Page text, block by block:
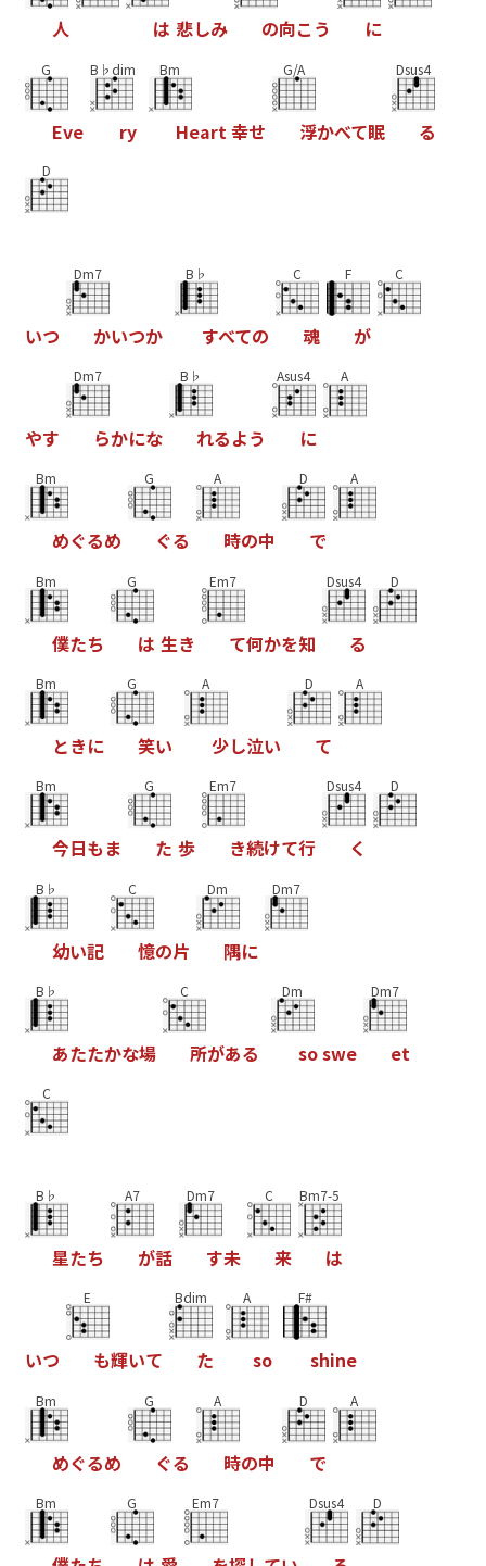
人 は 悲しみ の向こ う に
G
Eve
B♭dim
ry
Bm
Heart幸せ
G/A
浮かべて眠
Dsus4
る
D
いつ
Dm7
かいつか
B♭
すべての
C
魂
F
が
C
やす
Dm7
らかにな
B♭
れるよう
Asus4
に
A
Bm
めぐるめ
G
ぐる
A
時の中
D
で
A
Bm
僕たち
G
は 生き
Em7
て何かを知
Dsus4
る
D
Bm
ときに
G
笑い
A
少し泣い
D
て
A
Bm
今日もま
G
た 歩
Em7
き続けて行
Dsus4
く
D
B♭
幼い記
C
憶の片
Dm
隅に
Dm7
B♭
あたたかな場
C
所がある
Dm
soswe
Dm7
et
C
B♭
星たち
A7
が話
Dm7
す未
C
来
Bm7-5
は
いつ
E
も輝いて
Bdim
た
A
so
F#
shine
Bm
めぐるめ
G
ぐる
A
時の中
D
で
A
Bm G Em7 Dsus4 D